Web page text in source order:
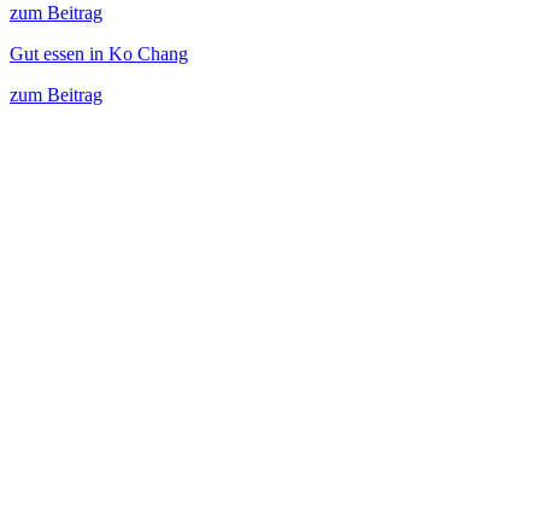
zum Beitrag
Gut essen in Ko Chang
zum Beitrag